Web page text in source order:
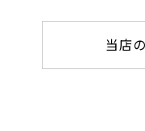
当店